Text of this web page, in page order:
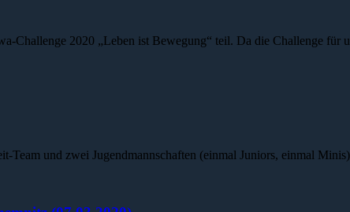
Challenge 2020 „Leben ist Bewegung“ teil. Da die Challenge für
Team und zwei Jugendmannschaften (einmal Juniors, einmal